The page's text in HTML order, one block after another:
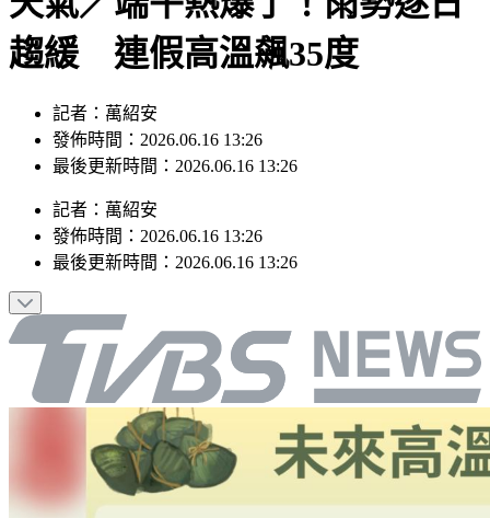
趨緩 連假高溫飆35度
發佈時間：2026.06.16 13:26
最後更新時間：2026.06.16 13:26
發佈時間：2026.06.16 13:26
最後更新時間：2026.06.16 13:26